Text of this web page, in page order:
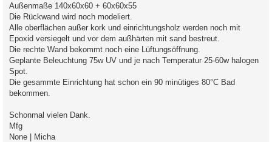
Außenmaße 140x60x60 + 60x60x55
Die Rückwand wird noch modeliert.
Alle oberflächen außer kork und einrichtungsholz werden noch mit
Epoxid versiegelt und vor dem außhärten mit sand bestreut.
Die rechte Wand bekommt noch eine Lüftungsöffnung.
Geplante Beleuchtung 75w UV und je nach Temperatur 25-60w halogen
Spot.
Die gesammte Einrichtung hat schon ein 90 minütiges 80°C Bad
bekommen.
Schonmal vielen Dank.
Mfg
None | Micha